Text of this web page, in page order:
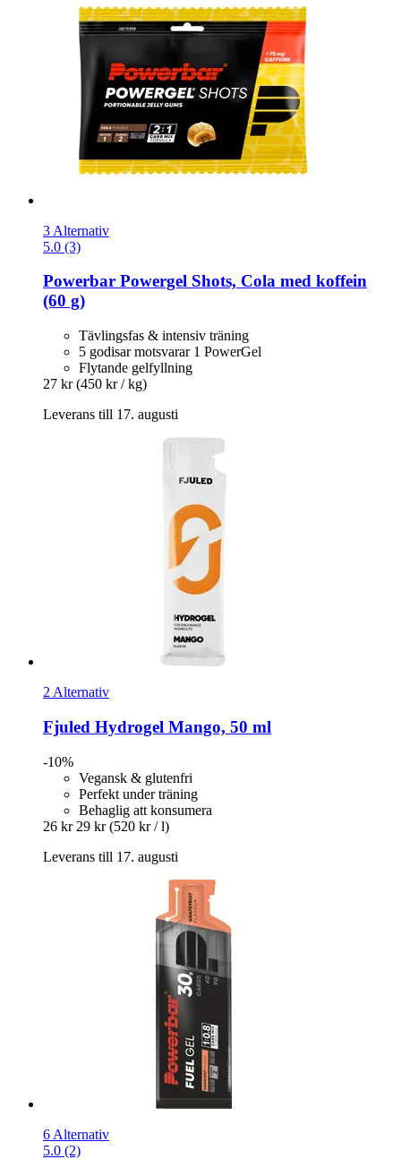
3 Alternativ
5.0 (3)
Powerbar Powergel Shots, Cola med koffein
(60 g)
Tävlingsfas & intensiv träning
5 godisar motsvarar 1 PowerGel
Flytande gelfyllning
27 kr (450 kr / kg)
Leverans till 17. augusti
2 Alternativ
Fjuled Hydrogel Mango, 50 ml
-10%
Vegansk & glutenfri
Perfekt under träning
Behaglig att konsumera
26 kr 29 kr (520 kr / l)
Leverans till 17. augusti
6 Alternativ
5.0 (2)